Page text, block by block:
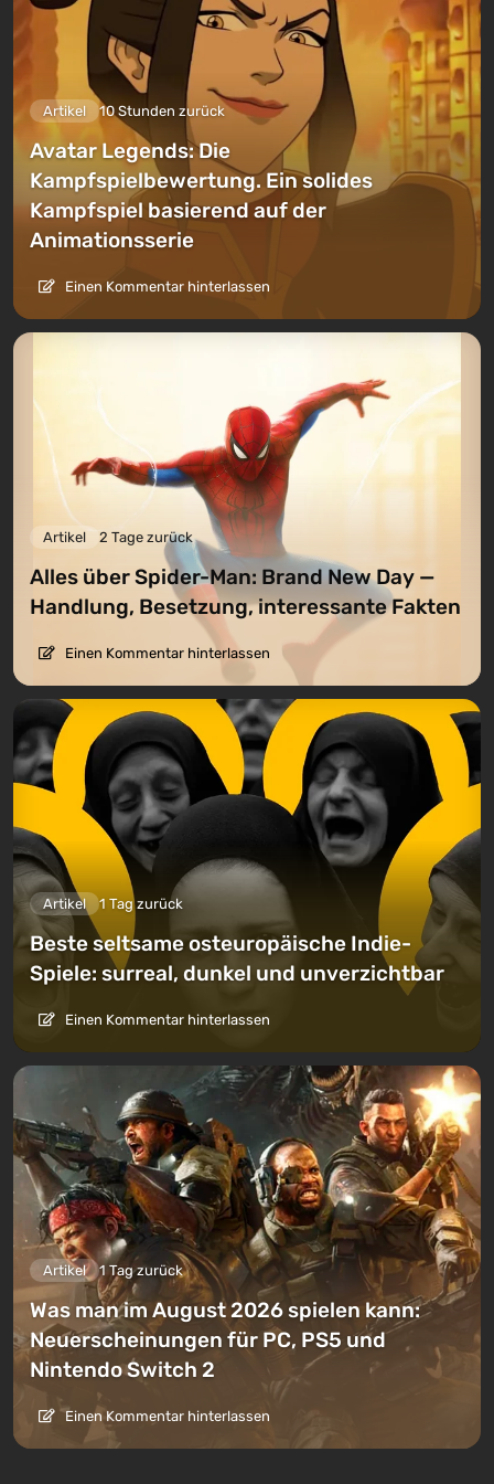
Artikel 10 Stunden zurück
Avatar Legends: Die
Kampfspielbewertung. Ein solides
Kampfspiel basierend auf der
Animationsserie
Einen Kommentar hinterlassen
Artikel 2 Tage zurück
Alles über Spider-Man: Brand New Day —
Handlung, Besetzung, interessante Fakten
Einen Kommentar hinterlassen
Artikel 1 Tag zurück
Beste seltsame osteuropäische Indie-
Spiele: surreal, dunkel und unverzichtbar
Einen Kommentar hinterlassen
Artikel 1 Tag zurück
Was man im August 2026 spielen kann:
Neuerscheinungen für PC, PS5 und
Nintendo Switch 2
Einen Kommentar hinterlassen